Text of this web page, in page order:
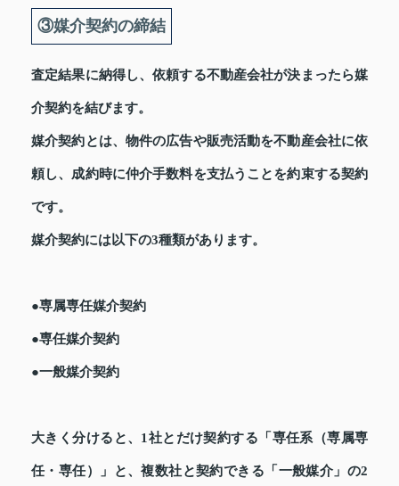
③媒介契約の締結
査定結果に納得し、依頼する不動産会社が決まったら媒
介契約を結びます。
媒介契約とは、物件の広告や販売活動を不動産会社に依
頼し、成約時に仲介手数料を支払うことを約束する契約
です。
媒介契約には以下の3種類があります。
●専属専任媒介契約
●専任媒介契約
●一般媒介契約
大きく分けると、1社とだけ契約する「専任系（専属専
任・専任）」と、複数社と契約できる「一般媒介」の2